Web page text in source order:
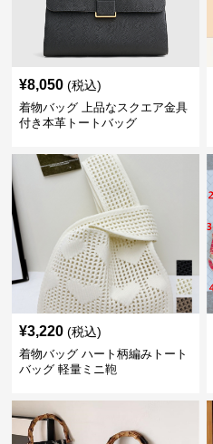
¥8,050 (税込)
着物バッグ 上品なスクエア金具
付き本革トートバッグ
¥3,220 (税込)
着物バッグ ハート柄編みトート
バッグ 軽量ミニ鞄